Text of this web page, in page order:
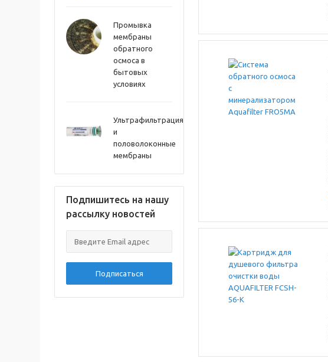
Промывка
мембраны
обратного
осмоса в
бытовых
условиях
Ультрафильтрация
и
половолоконные
мембраны
Подпишитесь на нашу
рассылку новостей
Подписаться